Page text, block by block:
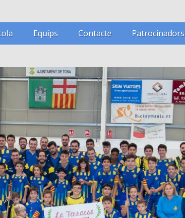
Equips
Nacional catalana
Segona catalana femení
Segona catalana
Juvenil
Infantil
Benjamí
Prebenjamí
Comarcal A
Comarcal B
Escoleta
Contacte Patrocinadors